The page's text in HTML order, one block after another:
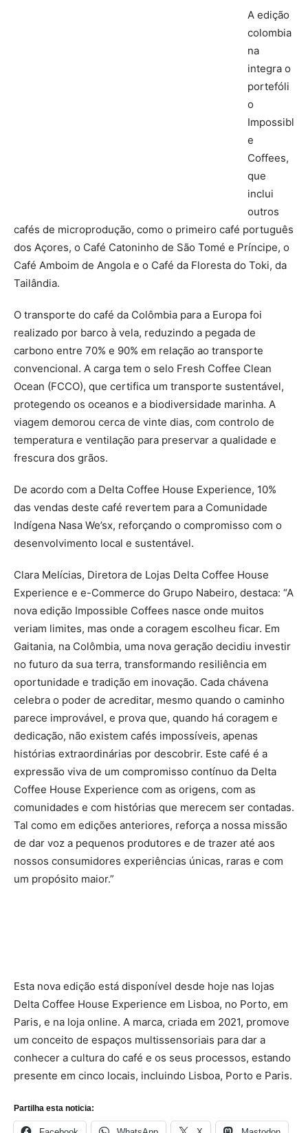
A edição
colombia
na
integra o
portefóli
o
Impossibl
e
Coffees,
que
inclui
outros
cafés de microprodução, como o primeiro café português
dos Açores, o Café Catoninho de São Tomé e Príncipe, o
Café Amboim de Angola e o Café da Floresta do Toki, da
Tailândia.
O transporte do café da Colômbia para a Europa foi
realizado por barco à vela, reduzindo a pegada de
carbono entre 70% e 90% em relação ao transporte
convencional. A carga tem o selo Fresh Coffee Clean
Ocean (FCCO), que certifica um transporte sustentável,
protegendo os oceanos e a biodiversidade marinha. A
viagem demorou cerca de vinte dias, com controlo de
temperatura e ventilação para preservar a qualidade e
frescura dos grãos.
De acordo com a Delta Coffee House Experience, 10%
das vendas deste café revertem para a Comunidade
Indígena Nasa We’sx, reforçando o compromisso com o
desenvolvimento local e sustentável.
Clara Melícias, Diretora de Lojas Delta Coffee House
Experience e e-Commerce do Grupo Nabeiro, destaca: “A
nova edição Impossible Coffees nasce onde muitos
veriam limites, mas onde a coragem escolheu ficar. Em
Gaitania, na Colômbia, uma nova geração decidiu investir
no futuro da sua terra, transformando resiliência em
oportunidade e tradição em inovação. Cada chávena
celebra o poder de acreditar, mesmo quando o caminho
parece improvável, e prova que, quando há coragem e
dedicação, não existem cafés impossíveis, apenas
histórias extraordinárias por descobrir. Este café é a
expressão viva de um compromisso contínuo da Delta
Coffee House Experience com as origens, com as
comunidades e com histórias que merecem ser contadas.
Tal como em edições anteriores, reforça a nossa missão
de dar voz a pequenos produtores e de trazer até aos
nossos consumidores experiências únicas, raras e com
um propósito maior.”
Esta nova edição está disponível desde hoje nas lojas
Delta Coffee House Experience em Lisboa, no Porto, em
Paris, e na loja online. A marca, criada em 2021, promove
um conceito de espaços multissensoriais para dar a
conhecer a cultura do café e os seus processos, estando
presente em cinco locais, incluindo Lisboa, Porto e Paris.
Partilha esta noticia: